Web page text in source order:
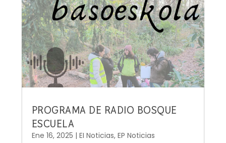
PROGRAMA DE RADIO BOSQUE
ESCUELA
Ene 16, 2025 | EI Noticias, EP Noticias